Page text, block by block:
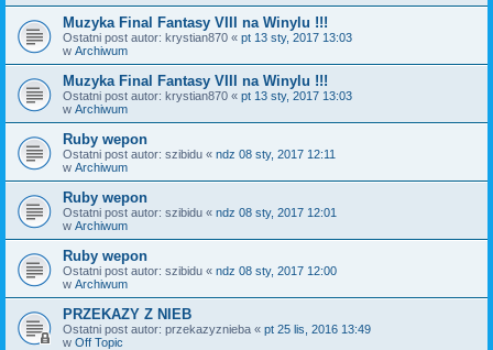
Muzyka Final Fantasy VIII na Winylu !!!
Ostatni post autor: krystian870 « pt 13 sty, 2017 13:03
w Archiwum
Muzyka Final Fantasy VIII na Winylu !!!
Ostatni post autor: krystian870 « pt 13 sty, 2017 13:03
w Archiwum
Ruby wepon
Ostatni post autor: szibidu « ndz 08 sty, 2017 12:11
w Archiwum
Ruby wepon
Ostatni post autor: szibidu « ndz 08 sty, 2017 12:01
w Archiwum
Ruby wepon
Ostatni post autor: szibidu « ndz 08 sty, 2017 12:00
w Archiwum
PRZEKAZY Z NIEB
Ostatni post autor: przekazyznieba « pt 25 lis, 2016 13:49
w Off Topic